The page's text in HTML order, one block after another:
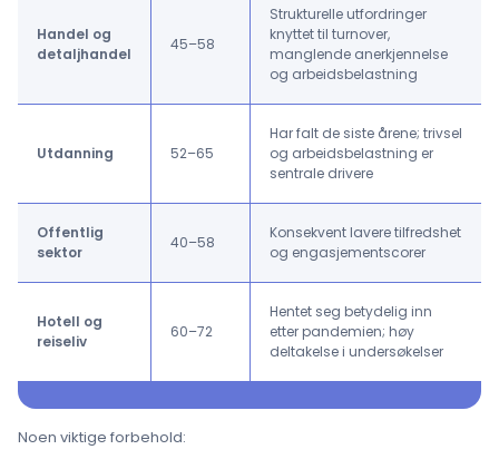
Handel og
detaljhandel
45–58
Strukturelle utfordringer
knyttet til turnover,
manglende anerkjennelse
og arbeidsbelastning
Utdanning 52–65
Har falt de siste årene; trivsel
og arbeidsbelastning er
sentrale drivere
Offentlig
sektor
40–58
Konsekvent lavere tilfredshet
og engasjementscorer
Hotell og
reiseliv
60–72
Hentet seg betydelig inn
etter pandemien; høy
deltakelse i undersøkelser
Noen viktige forbehold: